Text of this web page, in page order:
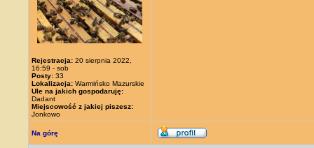
Rejestracja: 20 sierpnia 2022,
16:59 - sob
Posty: 33
Lokalizacja: Warmińsko Mazurskie
Ule na jakich gospodaruję:
Dadant
Miejscowość z jakiej piszesz:
Jonkowo
Na górę